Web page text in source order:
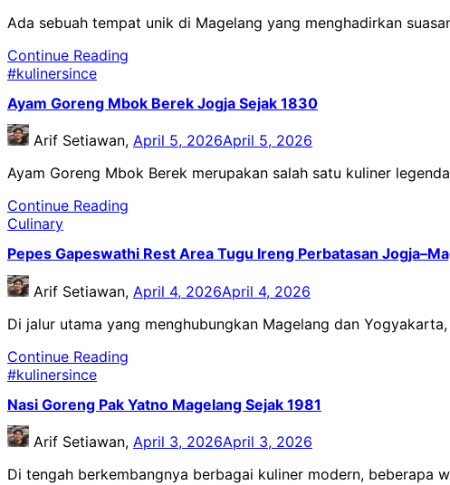
Ada sebuah tempat unik di Magelang yang menghadirkan
Continue Reading
#kulinersince
Ayam Goreng Mbok Berek Jogja Sejak 1830
Arif Setiawan, April 5, 2026April 5, 2026
Ayam Goreng Mbok Berek merupakan salah satu kuliner
Continue Reading
Culinary
Pepes Gapeswathi Rest Area Tugu Ireng Perbatasan
Arif Setiawan, April 4, 2026April 4, 2026
Di jalur utama yang menghubungkan Magelang dan
Continue Reading
#kulinersince
Nasi Goreng Pak Yatno Magelang Sejak 1981
Arif Setiawan, April 3, 2026April 3, 2026
Di tengah berkembangnya berbagai kuliner modern, beberapa